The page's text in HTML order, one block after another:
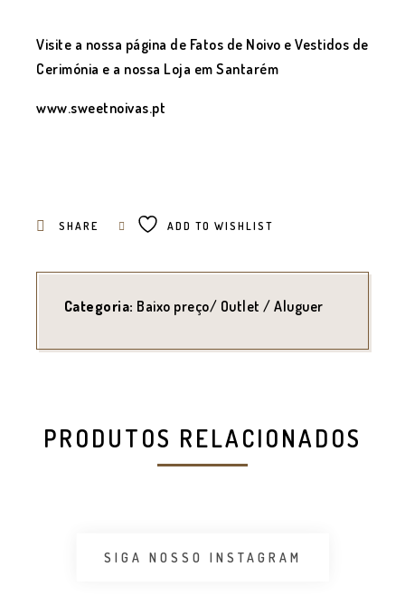
Visite a nossa página de Fatos de Noivo e Vestidos de
Cerimónia e a nossa Loja em Santarém
www.sweetnoivas.pt
SHARE ADD TO WISHLIST
Categoria: Baixo preço/ Outlet / Aluguer
PRODUTOS RELACIONADOS
SIGA NOSSO INSTAGRAM